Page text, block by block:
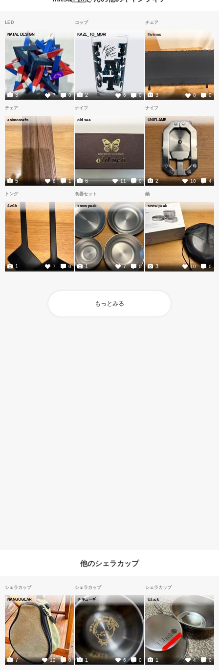
LED
NATAL DESIGN
7 0
3
コップ
KAZE_TO_MORI
6 0
2
チェア
Helinox
8 0
3
チェア
asimocrafts
8 1
5
ナイフ
old sea
11 0
6
ナイフ
UNIFLAME
10 4
2
トング
4w1h
7 0
1
食器セット
snow peak
7 0
1
鍋
snow peak
10 0
3
もっとみる
他のシェラカップ
シェラカップ
NANGOGEAR
12 0
7
シェラカップ
チキューギ
6 0
1
シェラカップ
UJack
4 0
1